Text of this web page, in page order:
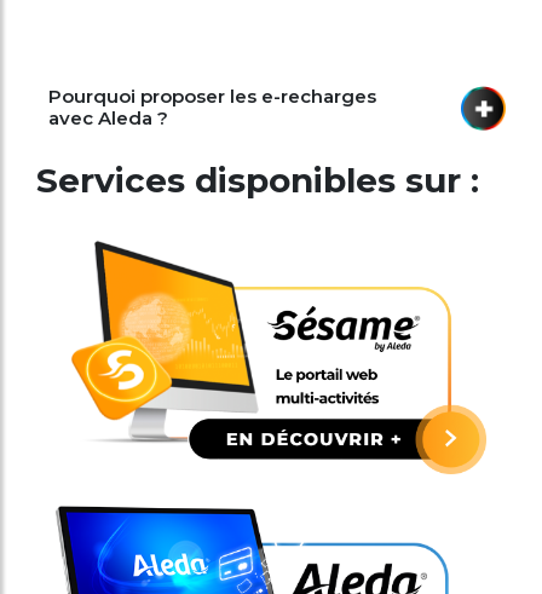
Pourquoi proposer les e-recharges
avec Aleda ?
Services disponibles sur :